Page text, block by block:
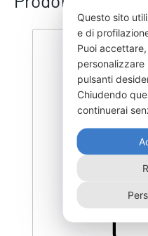
Questo sito
e di
Puoi
pulsanti
Chiudendo
continuerai